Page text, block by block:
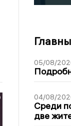
05/08/
04/08/
Среди
две